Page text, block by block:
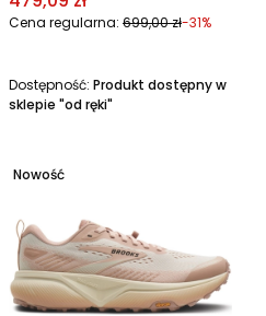
Cena regularna: 699,00 zł-31%
Dostępność: Produkt dostępny w
sklepie "od ręki"
Nowość